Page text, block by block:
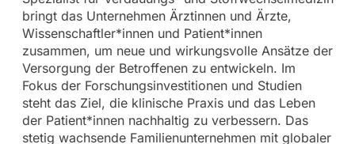
bringt das Unternehmen Ärztinnen und Ärzte,
Wissenschaftler*innen und Patient*innen
zusammen, um neue und wirkungsvolle Ansätze der
Versorgung der Betroffenen zu entwickeln. Im
Fokus der Forschungsinvestitionen und Studien
steht das Ziel, die klinische Praxis und das Leben
der Patient*innen nachhaltig zu verbessern. Das
stetig wachsende Familienunternehmen mit globaler